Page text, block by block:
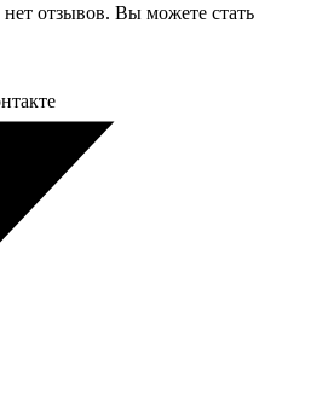
отзывов. Вы можете стать